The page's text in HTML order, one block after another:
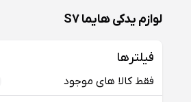
لوازم یدکی هایما S7
فیلترها
فقط کالا های موجود